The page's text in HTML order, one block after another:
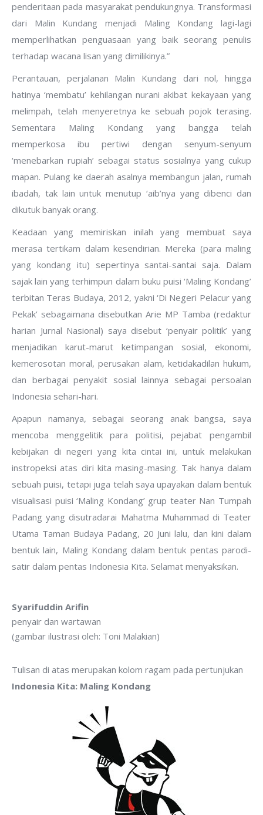
penderitaan pada masyarakat pendukungnya. Transformasi
dari Malin Kundang menjadi Maling Kondang lagi-lagi
memperlihatkan penguasaan yang baik seorang penulis
terhadap wacana lisan yang dimilikinya.”
Perantauan, perjalanan Malin Kundang dari nol, hingga
hatinya ‘membatu’ kehilangan nurani akibat kekayaan yang
melimpah, telah menyeretnya ke sebuah pojok terasing.
Sementara Maling Kondang yang bangga telah
memperkosa ibu pertiwi dengan senyum-senyum
‘menebarkan rupiah’ sebagai status sosialnya yang cukup
mapan. Pulang ke daerah asalnya membangun jalan, rumah
ibadah, tak lain untuk menutup ‘aib’nya yang dibenci dan
dikutuk banyak orang.
Keadaan yang memiriskan inilah yang membuat saya
merasa tertikam dalam kesendirian. Mereka (para maling
yang kondang itu) sepertinya santai-santai saja. Dalam
sajak lain yang terhimpun dalam buku puisi ‘Maling Kondang’
terbitan Teras Budaya, 2012, yakni ‘Di Negeri Pelacur yang
Pekak’ sebagaimana disebutkan Arie MP Tamba (redaktur
harian Jurnal Nasional) saya disebut ‘penyair politik’ yang
menjadikan karut-marut ketimpangan sosial, ekonomi,
kemerosotan moral, perusakan alam, ketidakadilan hukum,
dan berbagai penyakit sosial lainnya sebagai persoalan
Indonesia sehari-hari.
Apapun namanya, sebagai seorang anak bangsa, saya
mencoba menggelitik para politisi, pejabat pengambil
kebijakan di negeri yang kita cintai ini, untuk melakukan
instropeksi atas diri kita masing-masing. Tak hanya dalam
sebuah puisi, tetapi juga telah saya upayakan dalam bentuk
visualisasi puisi ‘Maling Kondang’ grup teater Nan Tumpah
Padang yang disutradarai Mahatma Muhammad di Teater
Utama Taman Budaya Padang, 20 Juni lalu, dan kini dalam
bentuk lain, Maling Kondang dalam bentuk pentas parodi-
satir dalam pentas Indonesia Kita. Selamat menyaksikan.
Syarifuddin Arifin
penyair dan wartawan
(gambar ilustrasi oleh: Toni Malakian)
Tulisan di atas merupakan kolom ragam pada pertunjukan
Indonesia Kita: Maling Kondang